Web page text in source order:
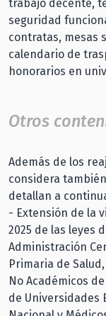
trabajo decente,
seguridad
contratas, mesas
calendario de
honorarios en
Otros
Además de los
considera
detallan a
- Extensión de la
2025 de las leyes
Administración
Primaria de
No Académicos
de Universidades